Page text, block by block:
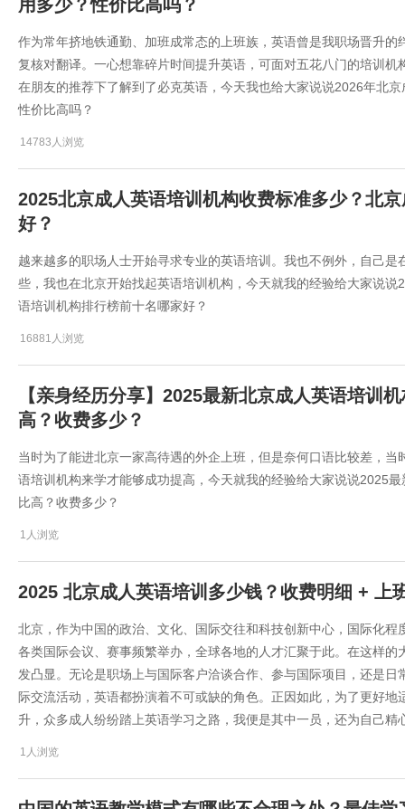
用多少？性价比高吗？
作为常年挤地铁通勤、加班成常态的上班族，英语曾是我职场晋升
复核对翻译。一心想靠碎片时间提升英语，可面对五花八门的培训
在朋友的推荐下了解到了必克英语，今天我也给大家说说​2026年北
性价比高吗？
14783人浏览
2025北京成人英语培训机构收费标准多少？北
好？
越来越多的职场人士开始寻求专业的英语培训。我也不例外，自己
些，我也在北京开始找起英语培训机构，今天就我的经验给大家说
语培训机构排行榜前十名哪家好？
16881人浏览
【亲身经历分享】2025最新北京成人英语培训
高？收费多少？
当时为了能进北京一家高待遇的外企上班，但是奈何口语比较差，
语培训机构来学才能够成功提高，今天就我的经验给大家说说2025
比高？收费多少？
1人浏览
2025 北京成人英语培训多少钱？收费明细 + 上
北京，作为中国的政治、文化、国际交往和科技创新中心，国际化
各类国际会议、赛事频繁举办，全球各地的人才汇聚于此。在这样
发凸显。无论是职场上与国际客户洽谈合作、参与国际项目，还是
际交流活动，英语都扮演着不可或缺的角色。正因如此，为了更好
升，众多成人纷纷踏上英语学习之路，我便是其中一员，还为自己精
1人浏览